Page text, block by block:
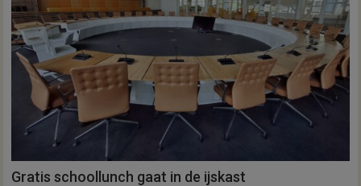
Gratis schoollunch gaat in de ijskast